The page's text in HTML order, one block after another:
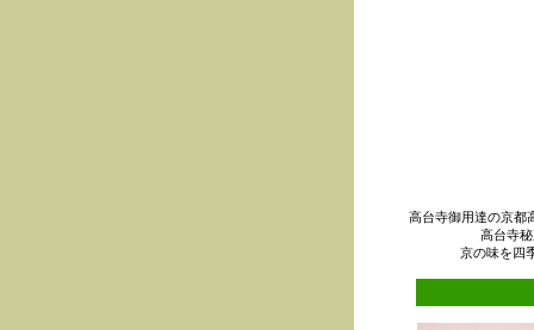
高台寺御用達の京都
高台寺
京の味を四